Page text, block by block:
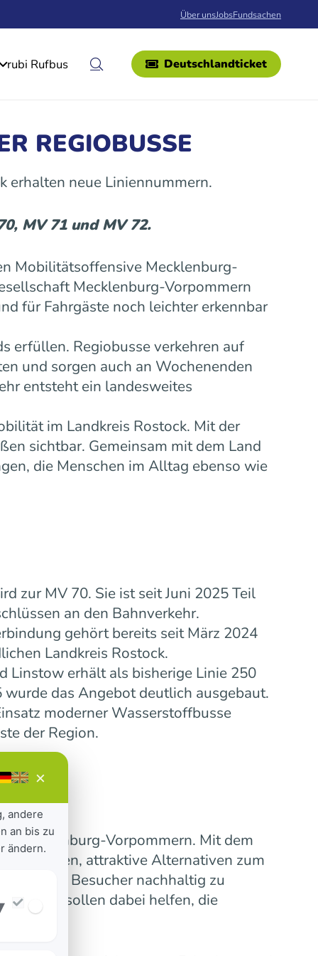
Über unsJobsFundsachen
rubi Rufbus Deutschlandticket
REGIOBUSSE
erhalten neue Liniennummern.
MV 71 und MV 72.
Mobilitätsoffensive Mecklenburg-
Mecklenburg-Vorpommern
für Fahrgäste noch leichter erkennbar
erfüllen. Regiobusse verkehren auf
und sorgen auch an Wochenenden
entsteht ein landesweites
im Landkreis Rostock. Mit der
sichtbar. Gemeinsam mit dem Land
die Menschen im Alltag ebenso wie
zur MV 70. Sie ist seit Juni 2025 Teil
an den Bahnverkehr.
gehört bereits seit März 2024
Landkreis Rostock.
Linstow erhält als bisherige Linie 250
das Angebot deutlich ausgebaut.
moderner Wasserstoffbusse
der Region.
Mecklenburg-Vorpommern. Mit dem
verbinden, attraktive Alternativen zum
und Besucher nachhaltig zu
sollen dabei helfen, die
×
andere
an bis zu
ändern.